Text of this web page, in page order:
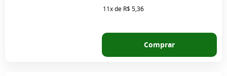
11xde R$ 5,36
Comprar